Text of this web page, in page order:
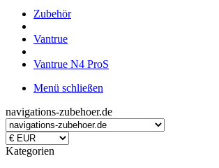
Zubehör
Vantrue
Vantrue N4 ProS
Menü schließen
navigations-zubehoer.de
Kategorien